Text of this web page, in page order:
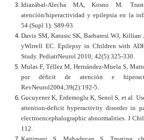
Idiazábal-Alecha MA, Kosno M.
atención/hiperactividad y epilepsia en la
54 (Supl 1): S89-93.
Davis SM, Katusic SK, Barbaresi WJ, Killian
yWirrell EC. Epilepsy in Children with
Study. PediatrNeurol 2010; 42(5):325-330.
Mulas F, Téllez M, Hernández-Muela S,
por déficit de atención e
RevNeurol2004;39(2):192-5.
Gucuyener K, Erdemoglu K, Senol S, et al.
attention-deficit hyperactivity disorder in
electroencephalographic abnormalities. J
112.